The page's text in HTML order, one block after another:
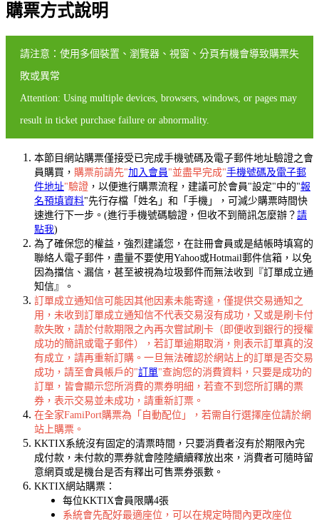
購票方式說明
請注意：使用多個裝置、瀏覽器、視窗、分頁有機會導致購票失
敗或異常
Attention: Using multiple devices, browsers, windows, or pages may
result in ticket purchase failure or abnormality.
本節目網站購票僅接受已完成手機號碼及電子郵件地址驗證之會
員購買， 購票前請先"加入會員 "並盡早完成"手機號碼及電子郵
件地址"驗證 ，以便進行購票流程，建議可於會員"設定"中的"報
名預填資料"先行存檔「姓名」和「手機」，可減少購票時間快
速進行下一步。(進行手機號碼驗證，但收不到簡訊怎麼辦？ 請
點我)
為了確保您的權益，強烈建議您，在註冊會員或是結帳時填寫的
聯絡人電子郵件，盡量不要使用Yahoo或Hotmail郵件信箱，以免
因為擋信、漏信，甚至被視為垃圾郵件而無法收到『訂單成立通
知信』。
訂單成立通知信可能因其他因素未能寄達，僅提供交易通知之
用，未收到訂單成立通知信不代表交易沒有成功，又或是刷卡付
款失敗，請於付款期限之內再次嘗試刷卡（即便收到銀行的授權
成功的簡訊或電子郵件），若訂單逾期取消，則表示訂單真的沒
有成立，請再重新訂購。一旦無法確認於網站上的訂單是否交易
成功，請至會員帳戶的"訂單"查詢您的消費資料，只要是成功的
訂單，皆會顯示您所消費的票券明細，若查不到您所訂購的票
券，表示交易並未成功，請重新訂票。
在全家FamiPort購票為「自動配位」，若需自行選擇座位請於網
站上購票。
KKTIX系統沒有固定的清票時間，只要消費者沒有於期限內完
成付款，未付款的票券就會陸陸續續釋放出來，消費者可隨時留
意網頁或是機台是否有釋出可售票券張數。
KKTIX網站購票：
每位KKTIX會員限購4張
系統會先配好最適座位，可以在規定時間內更改座位